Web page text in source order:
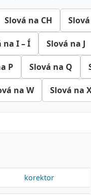
Slová na CH
na I – Í Slová na J
P Slová na Q
na W Slová na
korektor